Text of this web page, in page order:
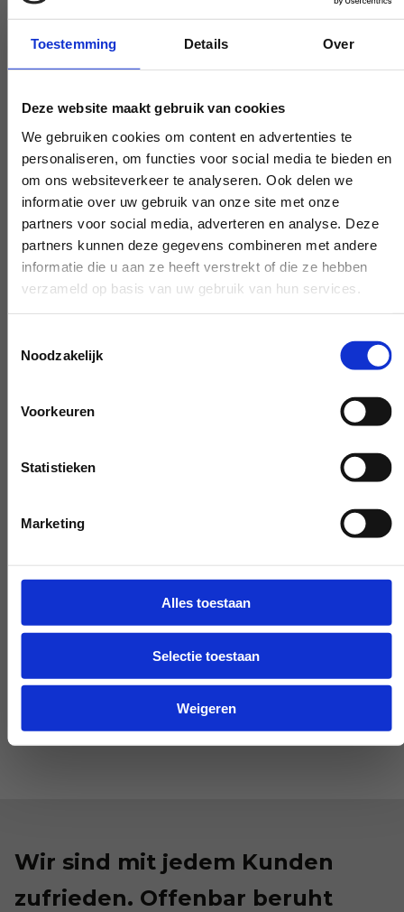
Toestemming Details Over
Deze website maakt gebruik van cookies
We gebruiken cookies om content en advertenties te
personaliseren, om functies voor social media te bieden en
om ons websiteverkeer te analyseren. Ook delen we
informatie over uw gebruik van onze site met onze
partners voor social media, adverteren en analyse. Deze
partners kunnen deze gegevens combineren met andere
informatie die u aan ze heeft verstrekt of die ze hebben
verzameld op basis van uw gebruik van hun services.
Noodzakelijk
Voorkeuren
Statistieken
Marketing
Alles toestaan
Selectie toestaan
Weigeren
Abfall. Überall wird Ihnen sofort die
Rechnung präsentiert. Machen Sie sich
Experten, die Ihnen weiterhelfen
Wenn Sie eine Frage haben, die unsere
Arbeit betrifft, greifen Sie zum Telefon und
stellen Sie Ihre Frage. Unsere Experten
schaffen auf Wunsch Klarheit.
Benötigen Sie unsere Hilfe außerhalb des
verhandelbar, und wir werden es möglich
Sonderwunsch?
Wir sind mit jedem Kunden
zufrieden. Offenbar beruht